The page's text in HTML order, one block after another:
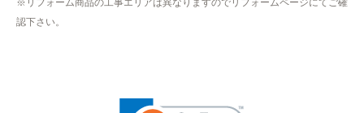
欲しい商品をスムーズに注文できましたか？
※リフォーム商品の工事エリアは異なりますのでリフォームページにてご確
認下さい。